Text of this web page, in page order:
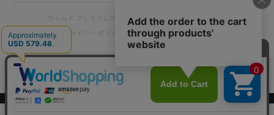
ワールド プレミアムクラブ お客様窓口
企業情報
プライバシーポリシー
サイトポリシー 利用規約
© WORLD CO., LTD
スマートフォン ｜PC